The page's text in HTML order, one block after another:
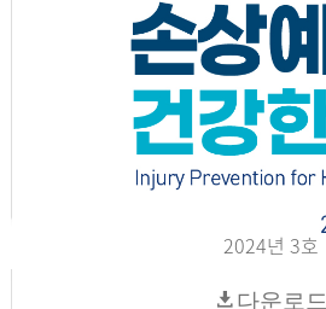
2024년 3호
다운로드